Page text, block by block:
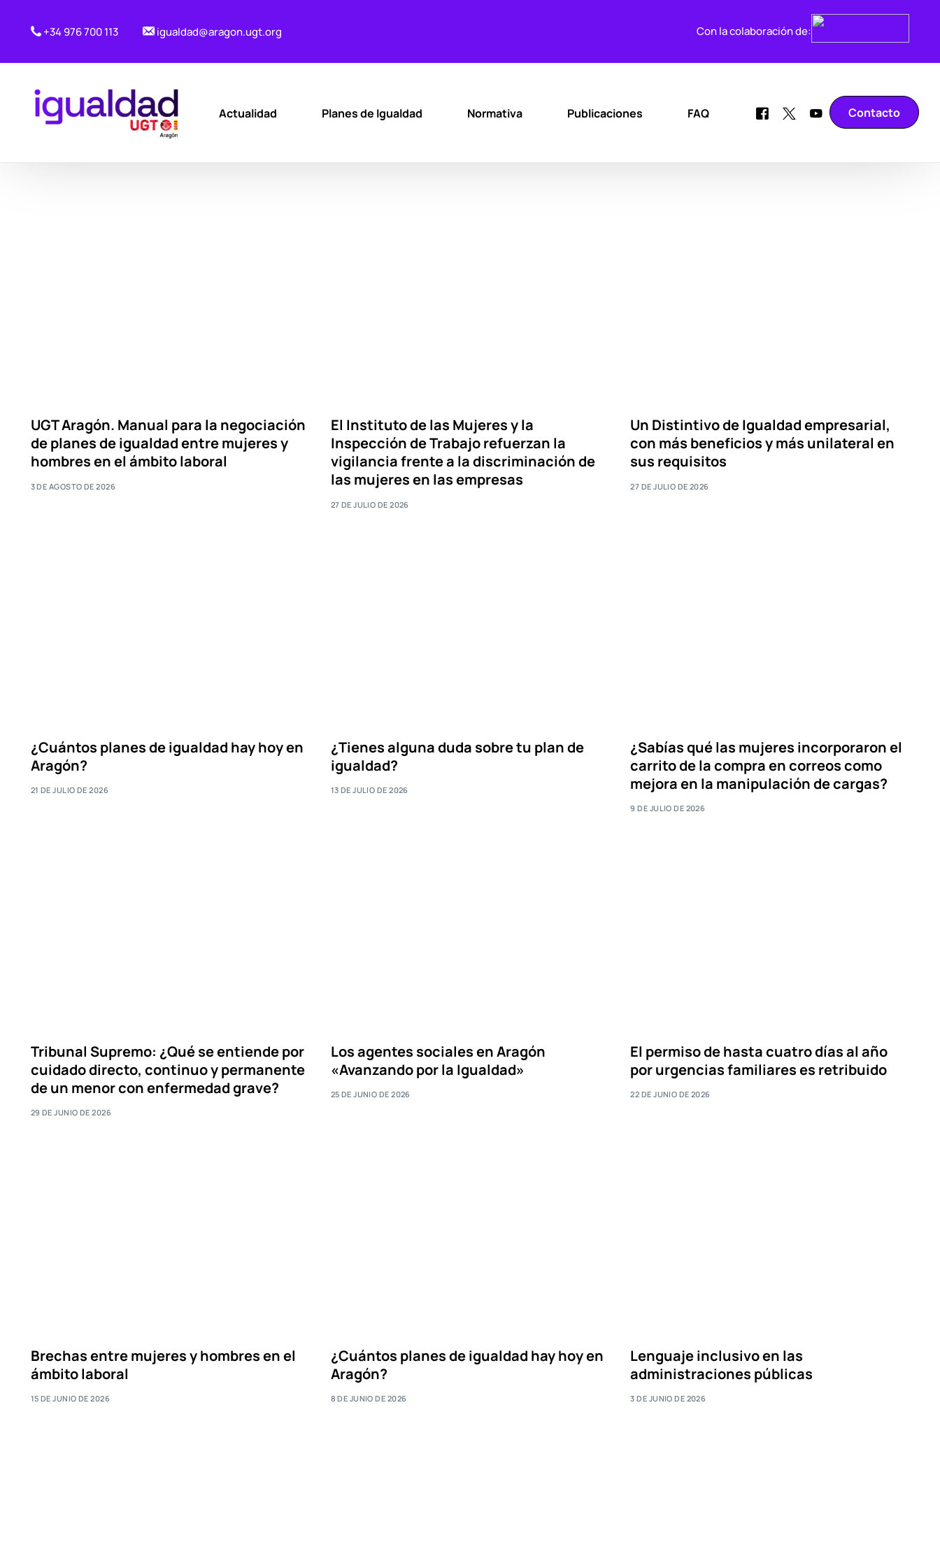
+34 976 700 113 igualdad@aragon.ugt.org Con la colaboración de:
Actualidad Planes de Igualdad Normativa Publicaciones FAQ Contacto
UGT Aragón. Manual para la negociación
de planes de igualdad entre mujeres y
hombres en el ámbito laboral
3 DE AGOSTO DE 2026
El Instituto de las Mujeres y la
Inspección de Trabajo refuerzan la
vigilancia frente a la discriminación de
las mujeres en las empresas
27 DE JULIO DE 2026
Un Distintivo de Igualdad empresarial,
con más beneficios y más unilateral en
sus requisitos
27 DE JULIO DE 2026
¿Cuántos planes de igualdad hay hoy en
Aragón?
21 DE JULIO DE 2026
¿Tienes alguna duda sobre tu plan de
igualdad?
13 DE JULIO DE 2026
¿Sabías qué las mujeres incorporaron el
carrito de la compra en correos como
mejora en la manipulación de cargas?
9 DE JULIO DE 2026
Tribunal Supremo: ¿Qué se entiende por
cuidado directo, continuo y permanente
de un menor con enfermedad grave?
29 DE JUNIO DE 2026
Los agentes sociales en Aragón
«Avanzando por la Igualdad»
25 DE JUNIO DE 2026
El permiso de hasta cuatro días al año
por urgencias familiares es retribuido
22 DE JUNIO DE 2026
Brechas entre mujeres y hombres en el
ámbito laboral
15 DE JUNIO DE 2026
¿Cuántos planes de igualdad hay hoy en
Aragón?
8 DE JUNIO DE 2026
Lenguaje inclusivo en las
administraciones públicas
3 DE JUNIO DE 2026